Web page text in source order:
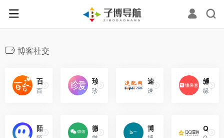
博客社交
百合网
百合网--实名婚恋。免费通信，谈情说爱不再为钱所困。
珍爱网
珍爱网创始于2005年，现拥有海量单身男女征婚交友相亲信息。
速配网
速配网由北京雷雨天地信息技术有限公司创办，始创于2005年，总部位于北京。
缘来客
缘来客交友网是拥有多年口碑的大型同城约会交友网站，专为同城男女交友提供同城约会平台！
陌陌官网 微信（WeChat） QQ空间